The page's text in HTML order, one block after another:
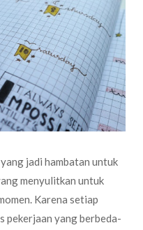
jadi hambatan untuk
menyulitkan untuk
Karena setiap
pekerjaan yang berbeda-